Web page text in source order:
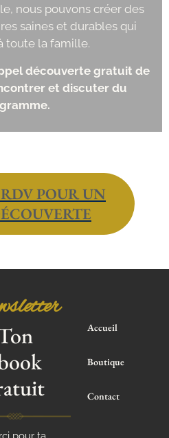
nous pouvons créer des
saines et durables qui
toute la famille.
découverte gratuit de
et discuter du
POUR UN
Accueil
Boutique
Contact